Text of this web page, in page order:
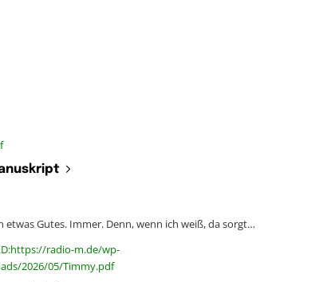
etwas Gutes. Immer. Denn, wenn ich weiß, da sorgt…
radio-m.de/wp-
2026/05/Timmy.pdf